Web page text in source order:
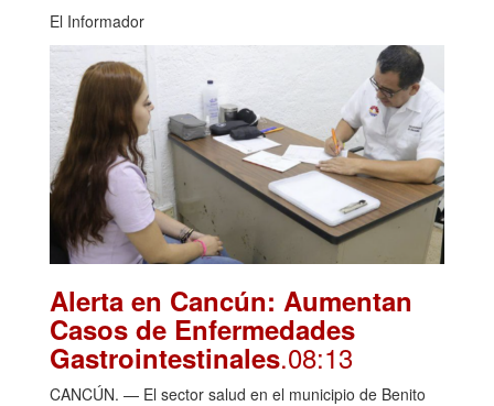
El Informador
Alerta en Cancún: Aumentan
Casos de Enfermedades
Gastrointestinales.08:13
CANCÚN. — El sector salud en el municipio de Benito